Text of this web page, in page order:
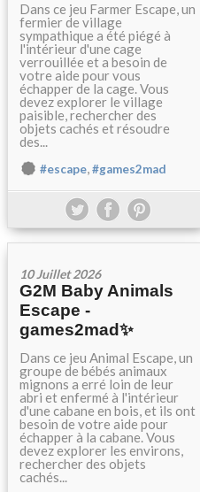
Dans ce jeu Farmer Escape, un
fermier de village
sympathique a été piégé à
l'intérieur d'une cage
verrouillée et a besoin de
votre aide pour vous
échapper de la cage. Vous
devez explorer le village
paisible, rechercher des
objets cachés et résoudre
des...
#escape,#games2mad
10 Juillet 2026
G2M Baby Animals
Escape -
games2mad✨
Dans ce jeu Animal Escape, un
groupe de bébés animaux
mignons a erré loin de leur
abri et enfermé à l'intérieur
d'une cabane en bois, et ils ont
besoin de votre aide pour
échapper à la cabane. Vous
devez explorer les environs,
rechercher des objets
cachés...